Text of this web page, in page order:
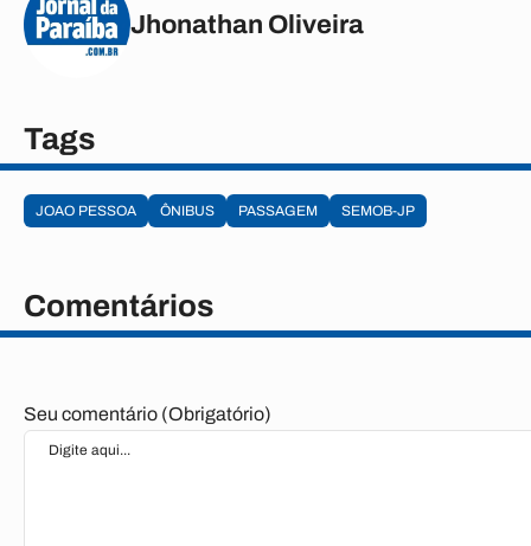
Jhonathan Oliveira
Tags
JOAO PESSOA ÔNIBUS PASSAGEM SEMOB-JP
Comentários
Seu comentário (Obrigatório)